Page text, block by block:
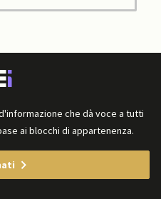
che dà voce a tutti
ai blocchi di appartenenza.